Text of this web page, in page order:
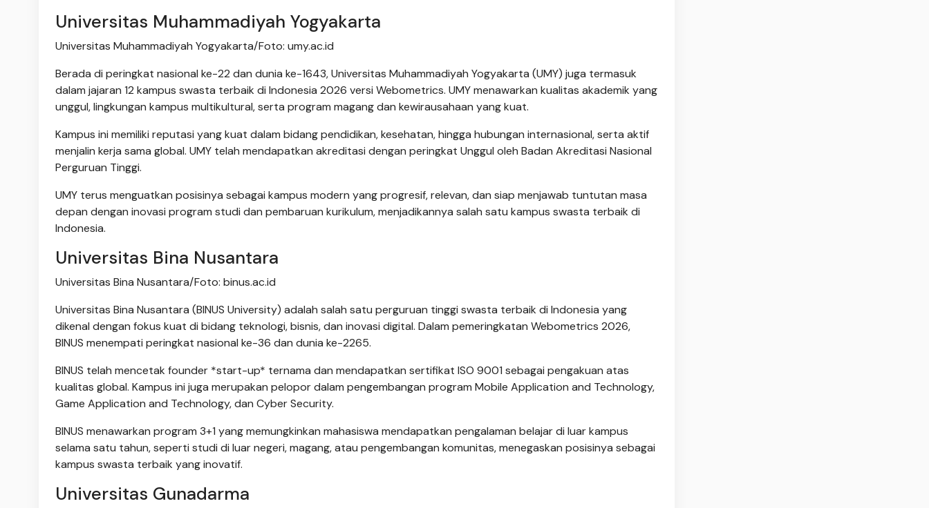
Universitas Muhammadiyah Yogyakarta
Universitas Muhammadiyah Yogyakarta/Foto: umy.ac.id
Berada di peringkat nasional ke-22 dan dunia ke-1643, Universitas Muhammadiyah Yogyakarta (UMY) juga termasuk
dalam jajaran 12 kampus swasta terbaik di Indonesia 2026 versi Webometrics. UMY menawarkan kualitas akademik yang
unggul, lingkungan kampus multikultural, serta program magang dan kewirausahaan yang kuat.
Kampus ini memiliki reputasi yang kuat dalam bidang pendidikan, kesehatan, hingga hubungan internasional, serta aktif
menjalin kerja sama global. UMY telah mendapatkan akreditasi dengan peringkat Unggul oleh Badan Akreditasi Nasional
Perguruan Tinggi.
UMY terus menguatkan posisinya sebagai kampus modern yang progresif, relevan, dan siap menjawab tuntutan masa
depan dengan inovasi program studi dan pembaruan kurikulum, menjadikannya salah satu kampus swasta terbaik di
Indonesia.
Universitas Bina Nusantara
Universitas Bina Nusantara/Foto: binus.ac.id
Universitas Bina Nusantara (BINUS University) adalah salah satu perguruan tinggi swasta terbaik di Indonesia yang
dikenal dengan fokus kuat di bidang teknologi, bisnis, dan inovasi digital. Dalam pemeringkatan Webometrics 2026,
BINUS menempati peringkat nasional ke-36 dan dunia ke-2265.
BINUS telah mencetak founder *start-up* ternama dan mendapatkan sertifikat ISO 9001 sebagai pengakuan atas
kualitas global. Kampus ini juga merupakan pelopor dalam pengembangan program Mobile Application and Technology,
Game Application and Technology, dan Cyber Security.
BINUS menawarkan program 3+1 yang memungkinkan mahasiswa mendapatkan pengalaman belajar di luar kampus
selama satu tahun, seperti studi di luar negeri, magang, atau pengembangan komunitas, menegaskan posisinya sebagai
kampus swasta terbaik yang inovatif.
Universitas Gunadarma